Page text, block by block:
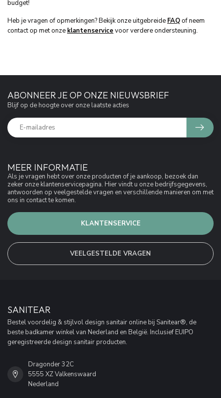
budget!
Heb je vragen of opmerkingen? Bekijk onze uitgebreide FAQof neem
contact op met onze klantenservice voor verdere ondersteuning.
MEER INFORMATIE
Als je vragen hebt over onze producten of je aankoop, bezoek dan
zeker onze klantenservicepagina. Hier vindt u onze bedrijfsgegevens,
antwoorden op veelgestelde vragen en verschillende manieren om met
ons in contact te komen.
KLANTENSERVICE
VEELGESTELDE VRAGEN
ABONNEER JE OP ONZE NIEUWSBRIEF
Blijf op de hoogte over onze laatste acties
SANITEAR
Bestel voordelig & stijlvol design sanitair online bij Sanitear®, de
beste badkamer winkel van Nederland en België. Inclusief EUIPO
geregistreerde design sanitair producten.
Dragonder 32C
5555 XZ Valkenswaard
Nederland